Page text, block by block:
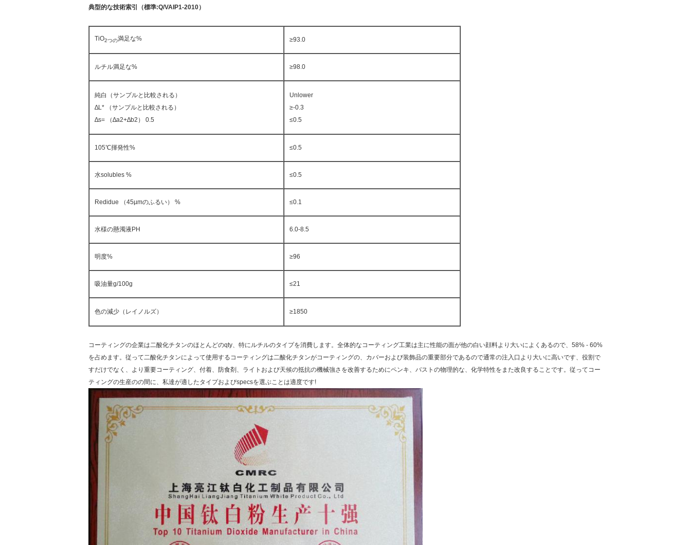
典型的な技術索引（標準:Q/VAIP1-2010）
TiO2つの満足な% ≥93.0
ルチル満足な% ≥98.0
純白（サンプルと比較される）
∆L* （サンプルと比較される）
∆s= （∆a2+∆b2） 0.5
Unlower
≥-0.3
≤0.5
105℃揮発性% ≤0.5
水solubles % ≤0.5
Redidue （45µmのふるい） % ≤0.1
水様の懸濁液PH 6.0-8.5
明度% ≥96
吸油量g/100g ≤21
色の減少（レイノルズ） ≥1850
コーティングの企業は二酸化チタンのほとんどのqty、特にルチルのタイプを消費します。全体的なコーティング工業は主に性能の面が他の白い顔料より大いによくあるので、58% - 60%
を占めます。従って二酸化チタンによって使用するコーティングは二酸化チタンがコーティングの、カバーおよび装飾品の重要部分であるので通常の注入口より大いに高いです、役割で
すだけでなく、より重要コーティング、付着、防食剤、ライトおよび天候の抵抗の機械強さを改善するためにペンキ、バストの物理的な、化学特性をまた改良することです。従ってコー
ティングの生産のの間に、私達が適したタイプおよびspecsを選ぶことは適度です!